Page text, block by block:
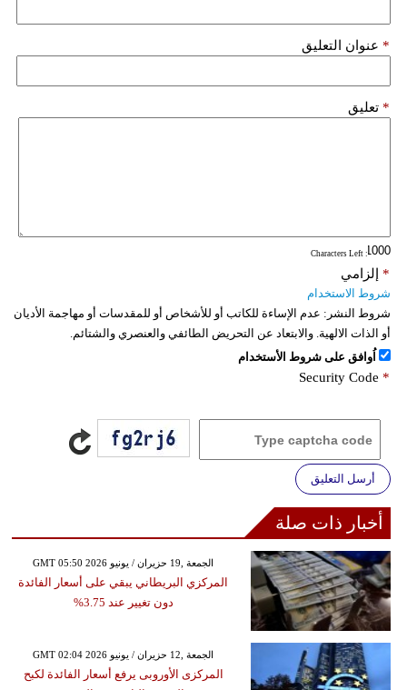
عنوان التعليق *
تعليق *
: Characters Left
إلزامي *
شروط الاستخدام
شروط النشر: عدم الإساءة للكاتب أو للأشخاص أو للمقدسات أو مهاجمة الأديان
أو الذات الالهية. والابتعاد عن التحريض الطائفي والعنصري والشتائم.
اُوافق على شروط الأستخدام
Security Code *
أرسل التعليق
أخبار ذات صلة
GMT 05:50 2026 الجمعة ,19 حزيران / يونيو
المركزي البريطاني يبقي على أسعار الفائدة
دون تغيير عند 3.75%
GMT 02:04 2026 الجمعة ,12 حزيران / يونيو
المركزى الأوروبى يرفع أسعار الفائدة لكبح